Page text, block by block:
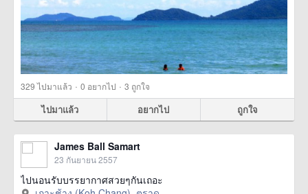
329ไปมาแล้ว · 0 อยากไป · 3 ถูกใจ
ไปมาแล้ว อยากไป ถูกใจ
James Ball Samart
23 กันยายน 2557
ไปนอนรับบรรยากาศสวยๆกันเถอะ